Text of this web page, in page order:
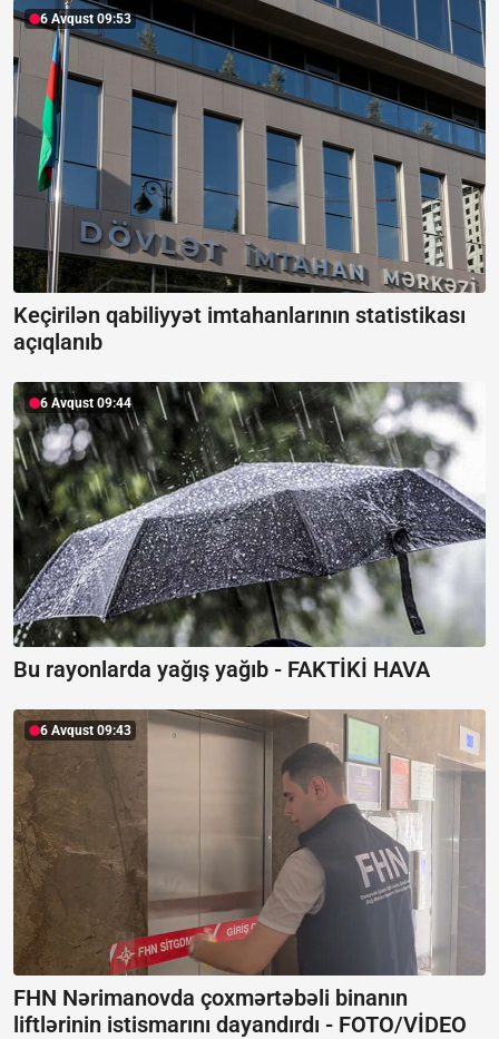
6 Avqust 09:53
Keçirilən qabiliyyət imtahanlarının statistikası
açıqlanıb
6 Avqust 09:44
Bu rayonlarda yağış yağıb - FAKTİKİ HAVA
6 Avqust 09:43
FHN Nərimanovda çoxmərtəbəli binanın
liftlərinin istismarını dayandırdı - FOTO/VİDEO